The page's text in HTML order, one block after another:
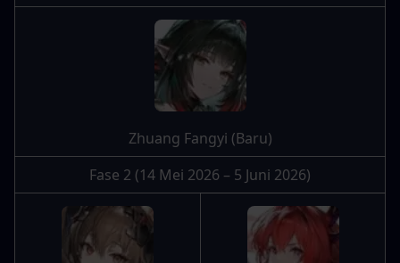
Zhuang Fangyi (Baru)
Fase 2 (14 Mei 2026 – 5 Juni 2026)